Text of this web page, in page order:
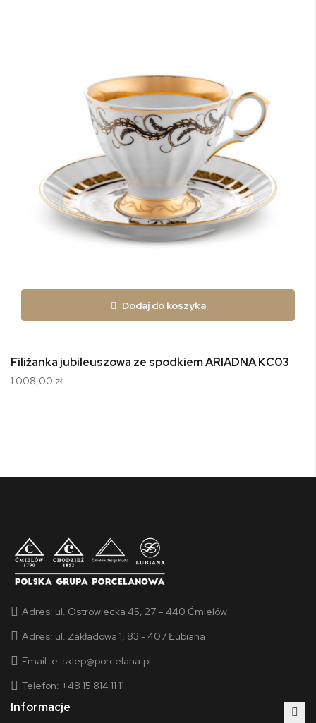
Dodaj do koszyka
Filiżanka jubileuszowa ze spodkiem ARIADNA KC03
1 008,00 zł
Adres: ul. Ostrowiecka 45, 27 – 440 Ćmielów
Adres: ul. Zakładowa 1, 83 - 407 Łubiana
Email: e-sklep@porcelana.pl
Telefon: +48 15 814 11 11
Informacje